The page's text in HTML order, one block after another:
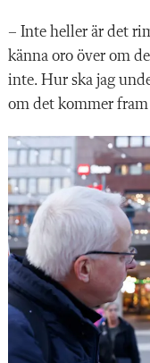
– Inte heller är det
känna oro över om
inte. Hur ska jag
om det kommer